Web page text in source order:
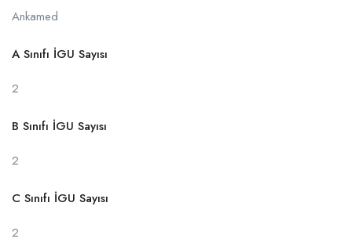
Ankamed
A Sınıfı İGU Sayısı
2
B Sınıfı İGU Sayısı
2
C Sınıfı İGU Sayısı
2